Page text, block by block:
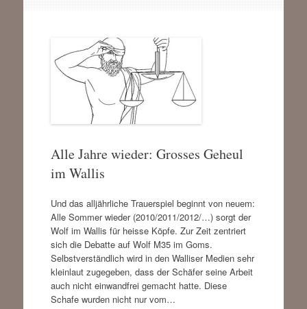
Alle Jahre wieder: Grosses Geheul
im Wallis
Und das alljährliche Trauerspiel beginnt von neuem:
Alle Sommer wieder (2010/2011/2012/…) sorgt der
Wolf im Wallis für heisse Köpfe. Zur Zeit zentriert
sich die Debatte auf Wolf M35 im Goms.
Selbstverständlich wird in den Walliser Medien sehr
kleinlaut zugegeben, dass der Schäfer seine Arbeit
auch nicht einwandfrei gemacht hatte. Diese
Schafe wurden nicht nur vom…